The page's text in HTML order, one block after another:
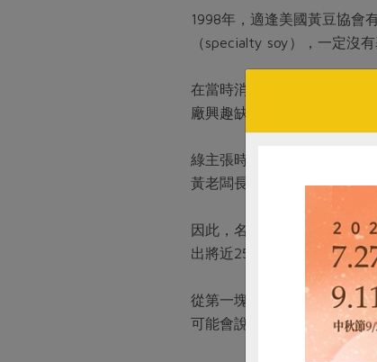
1998年，適逢美國黃豆協會
（specialty soy），一定沒
在當時消費者的認知下，豆
廠興趣缺缺，正巧遇上綠主
綠主張時期透過友人的介紹
黃老闆長時間溝通下，終於
因此，名豐豆腐採用的食品
出將近25%，並且根據天然
從第一塊綠主張木棉豆腐誕
可能會說這不像是做豆腐的。